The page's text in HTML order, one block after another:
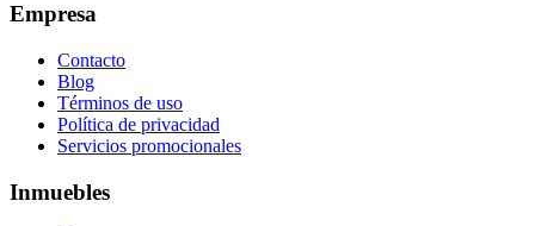
Empresa
Contacto
Blog
Términos de uso
Política de privacidad
Servicios promocionales
Inmuebles